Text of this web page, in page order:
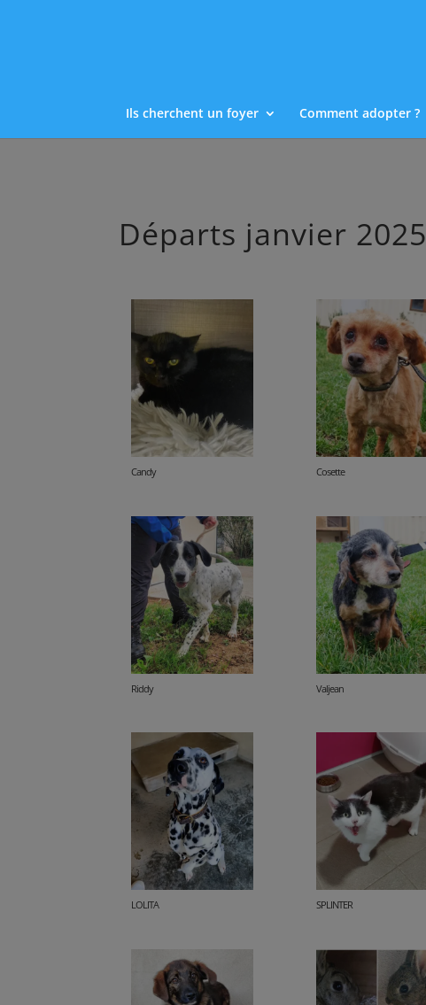
Ils cherchent un foyer Comment adopter ?
Départs janvier 2025
Candy Cosette
Riddy Valjean
LOLITA SPLINTER